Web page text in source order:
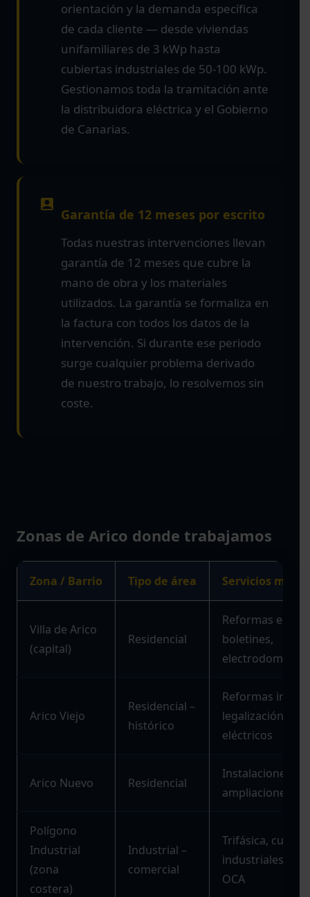
orientación y la demanda específica
de cada cliente — desde viviendas
unifamiliares de 3 kWp hasta
cubiertas industriales de 50-100 kWp.
Gestionamos toda la tramitación ante
la distribuidora eléctrica y el Gobierno
de Canarias.
Garantía de 12 meses por escrito
Todas nuestras intervenciones llevan
garantía de 12 meses que cubre la
mano de obra y los materiales
utilizados. La garantía se formaliza en
la factura con todos los datos de la
intervención. Si durante ese periodo
surge cualquier problema derivado
de nuestro trabajo, lo resolvemos sin
coste.
Zonas de Arico donde trabajamos
Zona / Barrio Tipo de área Servicios más
Villa de Arico
(capital)
Residencial
Reformas
boletines,
Arico Viejo
Residencial –
histórico
Reformas
legalización,
eléctricos
Arico Nuevo Residencial
Instalaciones
ampliaciones,
Polígono
Industrial
(zona
costera)
Industrial –
comercial
Trifásica,
industriales,
OCA